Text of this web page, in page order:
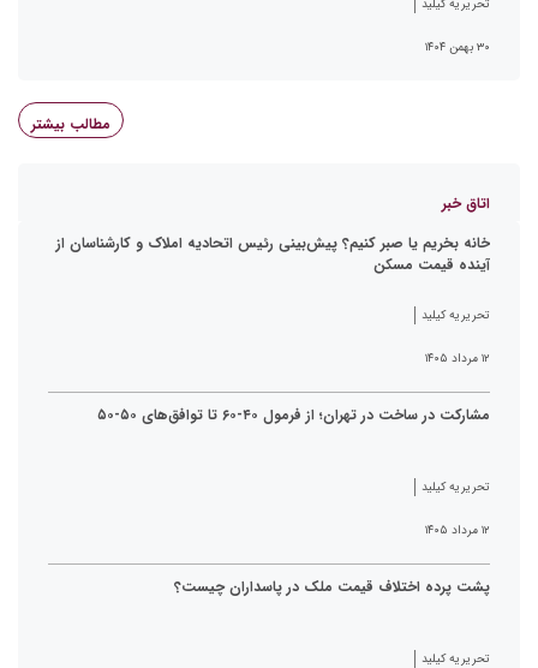
تحریریه کیلید
۳۰ بهمن ۱۴۰۴
مطالب بیشتر
اتاق خبر
خانه بخریم یا صبر کنیم؟ پیش‌بینی رئیس اتحادیه املاک و کارشناسان از
آینده قیمت مسکن
تحریریه کیلید
۱۲ مرداد ۱۴۰۵
مشارکت در ساخت در تهران؛ از فرمول ۴۰-۶۰ تا توافق‌های ۵۰-۵۰
تحریریه کیلید
۱۲ مرداد ۱۴۰۵
پشت پرده اختلاف قیمت ملک در پاسداران چیست؟
تحریریه کیلید